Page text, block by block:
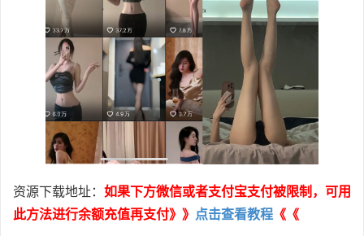
资源下载地址： 如果下方微信或者支付宝支付被限制，可用
此方法进行余额充值再支付》》 点击查看教程 《《